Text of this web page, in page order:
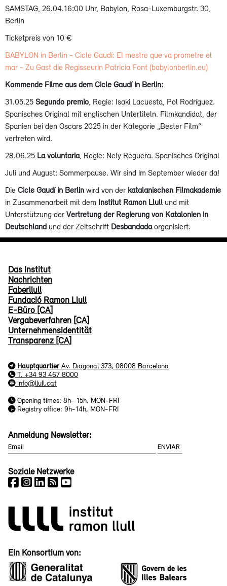
SAMSTAG, 26.04.16:00 Uhr, Babylon, Rosa-Luxemburgstr. 30,
Berlin
Ticketpreis von 10 €
BABYLON in Berlin - Cicle Gaudí: El mestre que va prometre el
mar - Zu Gast die Regisseurin Patricia Font (babylonberlin.eu)
Kommende Filme aus dem Cicle Gaudí in Berlin:
31.05.25 Segundo premio , Regie: Isaki Lacuesta, Pol Rodríguez.
Spanisches Original mit englischen Untertiteln. Filmkandidat, der
Spanien bei den Oscars 2025 in der Kategorie „Bester Film“
vertreten wird.
28.06.25 La voluntaria, Regie: Nely Reguera. Spanisches Original
Juli und August: Sommerpause. Wir sind im September wieder da!
Die Cicle Gaudí in Berlin wird von der katalanischen Filmakademie
in Zusammenarbeit mit dem Institut Ramon Llull und mit
Unterstützung der Vertretung der Regierung von Katalonien in
Deutschland und der Zeitschrift Desbandadaorganisiert.
Das Institut
Nachrichten
Faberllull
Fundació Ramon Llull
E-Büro [CA]
Vergabeverfahren [CA]
Unternehmensidentität
Transparenz [CA]
Hauptquartier Av. Diagonal 373, 08008 Barcelona
T. +34 93 467 8000
info@llull.cat
Opening times: 8h- 15h, MON-FRI
Registry office: 9h-14h, MON-FRI
Anmeldung Newsletter:
Soziale Netzwerke
Ein Konsortium von: